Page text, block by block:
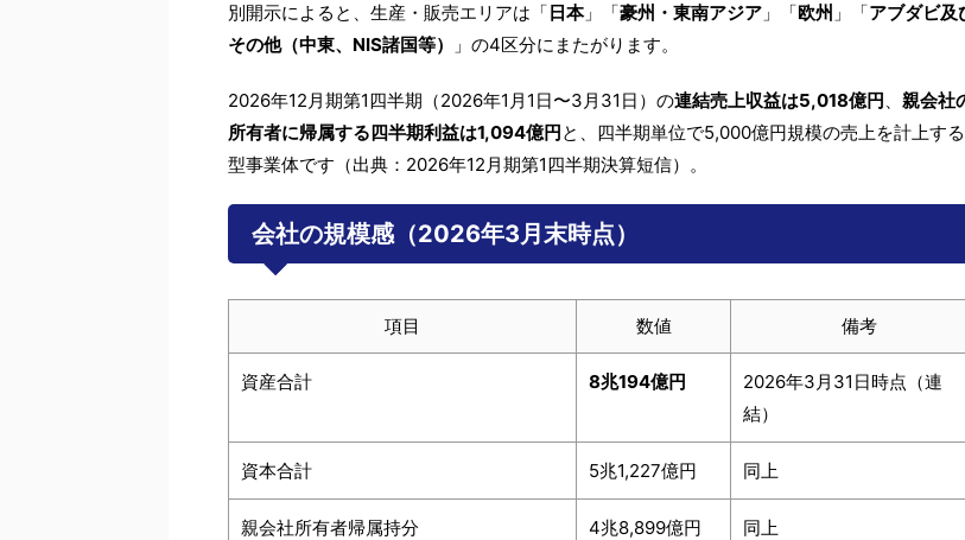
別開示によると、生産・販売エリアは「日本」「豪州・東南アジア 」「欧州 」「アブダビ及
その他（中東、NIS諸国等）
」の4区分にまたがります。
2026年12月期第1四半期（2026年1月1日〜3月31日）の連結売上収益は5,018億円、 親会社
所有者に帰属する四半期利益は1,094億円と、四半期単位で5,000億円規模の売上を計上す
型事業体です（出典：2026年12月期第1四半期決算短信）。
会社の規模感（2026年3月末時点）
項目 数値 備考
資産合計 8兆194億円
2026年3月31日時点（連
結）
資本合計 5兆1,227億円 同上
親会社所有者帰属持分 4兆8,899億円 同上